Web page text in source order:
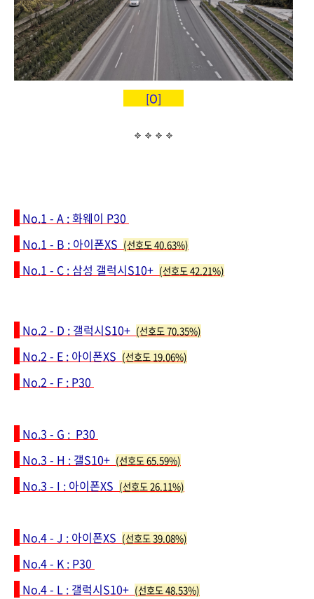
[O]
No.1 - A :화웨이 P30
No.1 - B : 아이폰XS (선호도 40.63%)
No.1 - C : 삼성 갤럭시S10+ (선호도 42.21%)
No.2 - D : 갤럭시S10+ (선호도 70.35%)
No.2 - E : 아이폰XS (선호도 19.06%)
No.2 - F : P30
No.3 - G : P30
No.3 - H : 갤S10+ (선호도 65.59%)
No.3 - I : 아이폰XS (선호도 26.11%)
No.4 - J : 아이폰XS (선호도 39.08%)
No.4 - K : P30
No.4 - L : 갤럭시S10+ (선호도 48.53%)